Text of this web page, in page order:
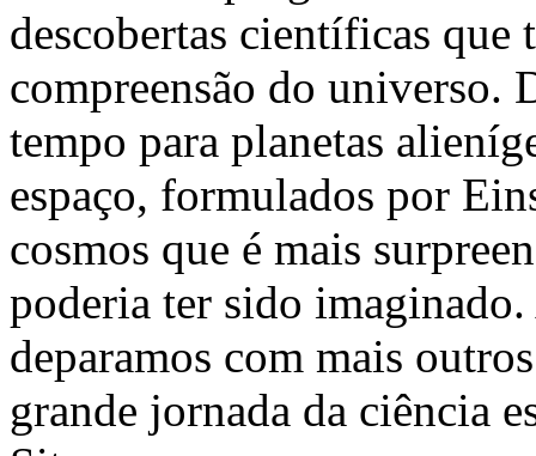
descobertas científicas que
compreensão do universo.
tempo para planetas
espaço, formulados por
cosmos que é mais
poderia ter sido imaginado.
deparamos com mais
grande jornada da ciência